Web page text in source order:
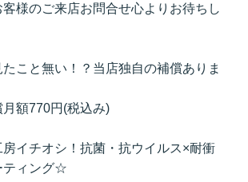
様のご来店お問合せ心よりお待ちし
こと無い！？当店独自の補償ありま
額770円(税込み)
イチオシ！抗菌・抗ウイルス×耐衝
ティング☆